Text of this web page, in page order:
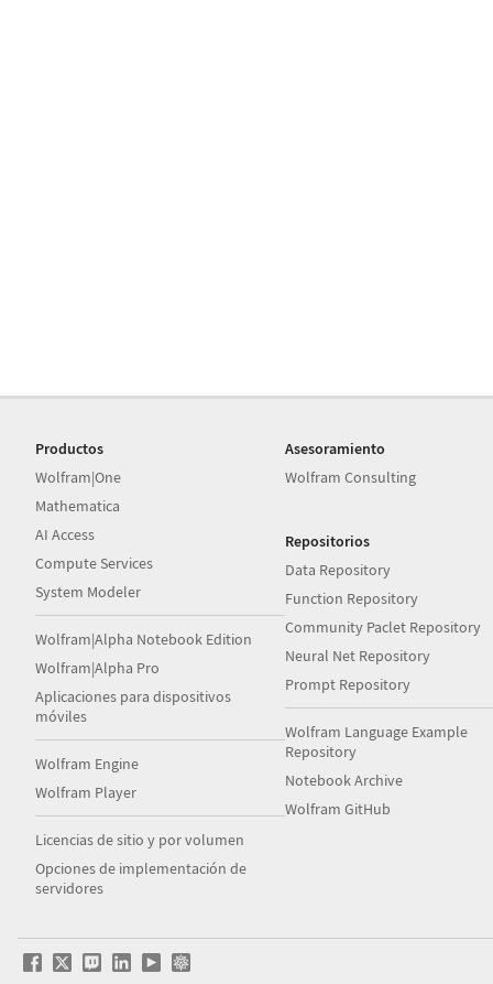
Productos
Wolfram|One
Mathematica
AI Access
Compute Services
System Modeler
Wolfram|Alpha Notebook Edition
Wolfram|Alpha Pro
Aplicaciones para dispositivos
móviles
Wolfram Engine
Wolfram Player
Licencias de sitio y por volumen
Opciones de implementación de
servidores
Asesoramiento
Wolfram Consulting
Repositorios
Data Repository
Function Repository
Community Paclet Repository
Neural Net Repository
Prompt Repository
Wolfram Language Example
Repository
Notebook Archive
Wolfram GitHub